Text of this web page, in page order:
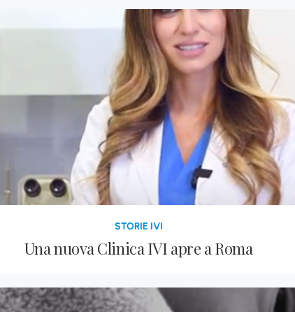
STORIE IVI
Una nuova Clinica IVI apre a Roma